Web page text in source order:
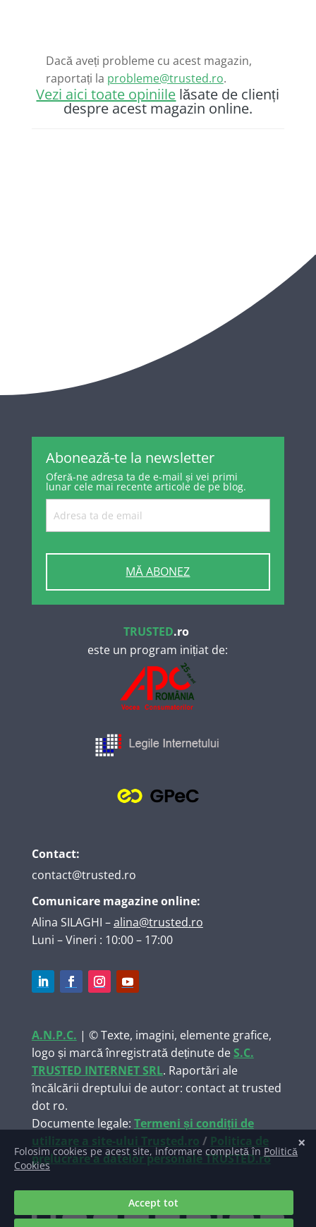
Dacă aveți probleme cu acest magazin,
raportați la probleme@trusted.ro.
Vezi aici toate opiniile lăsate de clienți
despre acest magazin online.
Abonează-te la newsletter
Oferă-ne adresa ta de e-mail și vei primi
lunar cele mai recente articole de pe blog.
MĂ ABONEZ
TRUSTED.ro
este un program inițiat de:
Contact:
contact@trusted.ro
Comunicare magazine online:
Alina SILAGHI –alina@trusted.ro
Luni – Vineri : 10:00 – 17:00
A.N.P.C. | © Texte, imagini, elemente grafice,
logo și marcă înregistrată deținute deS.C.
TRUSTED INTERNET SRL. Raportări ale
încălcării dreptului de autor: contact at trusted
dot ro.
Documente legale: Termeni și condiții de
utilizare a site-ului Trusted.ro / Politica de
prelucrare a datelor personale TRUSTED.ro
Găzduire web